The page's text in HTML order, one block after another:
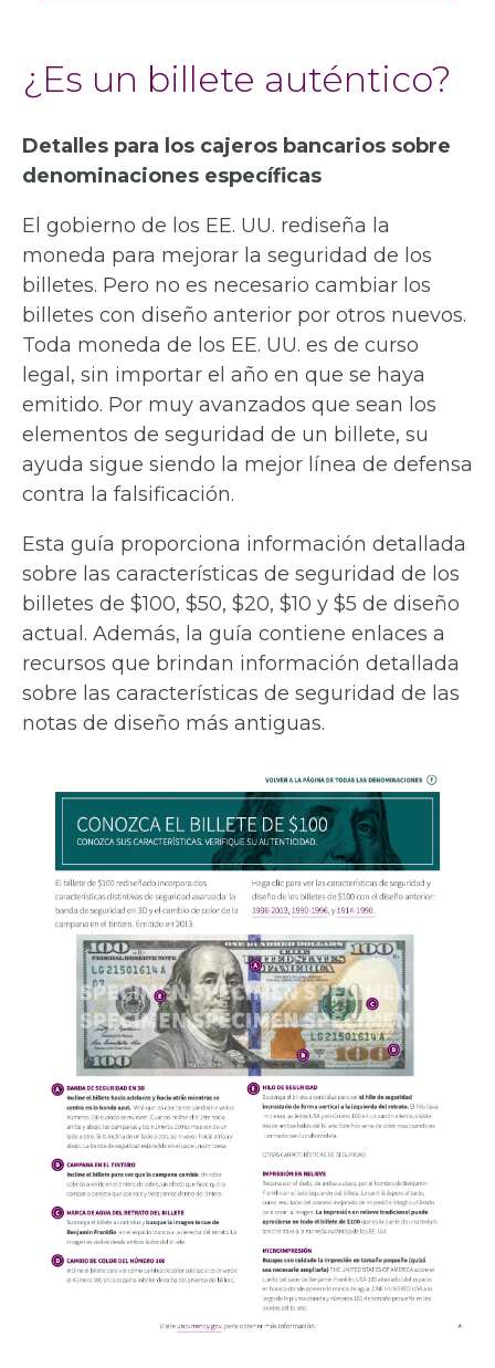
¿Es un billete auténtico?
Detalles para los cajeros bancarios sobre
denominaciones específicas
El gobierno de los EE. UU. rediseña la
moneda para mejorar la seguridad de los
billetes. Pero no es necesario cambiar los
billetes con diseño anterior por otros nuevos.
Toda moneda de los EE. UU. es de curso
legal, sin importar el año en que se haya
emitido. Por muy avanzados que sean los
elementos de seguridad de un billete, su
ayuda sigue siendo la mejor línea de defensa
contra la falsificación.
Esta guía proporciona información detallada
sobre las características de seguridad de los
billetes de $100, $50, $20, $10 y $5 de diseño
actual. Además, la guía contiene enlaces a
recursos que brindan información detallada
sobre las características de seguridad de las
notas de diseño más antiguas.